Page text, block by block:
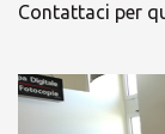
Contattaci per